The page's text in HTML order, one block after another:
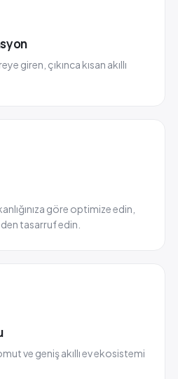
giren, çıkınca kısan akıllı
göre optimize edin,
tasarruf edin.
ve geniş akıllı ev ekosistemi